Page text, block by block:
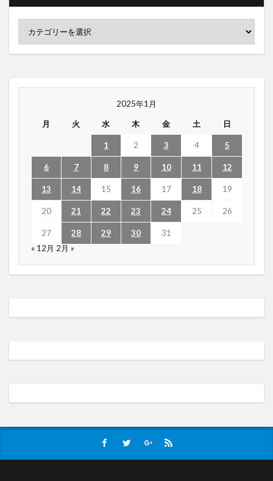
2025年1月
月 火 水 木 金 土 日
1 2 3 4 5
6 7 8 9 10 11 12
13 14 15 16 17 18 19
20 21 22 23 24 25 26
27 28 29 30
31
« 12月 2月 »